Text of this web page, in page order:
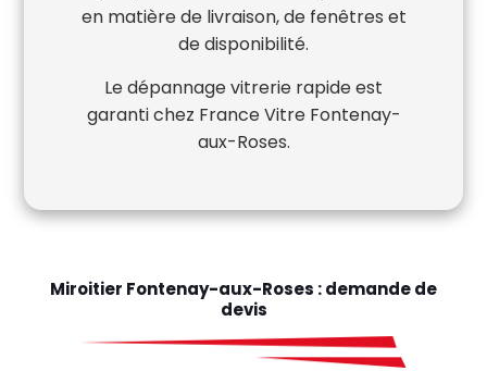
en matière de livraison, de fenêtres et
de disponibilité.
Le dépannage vitrerie rapide est
garanti chez France Vitre Fontenay-
aux-Roses.
Miroitier Fontenay-aux-Roses : demande de
devis